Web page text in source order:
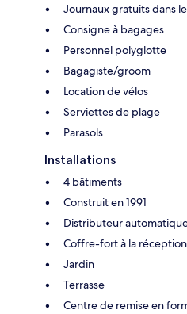
Journaux gratuits dans
Consigne à bagages
Personnel polyglotte
Bagagiste/groom
Location de vélos
Serviettes de plage
Parasols
Installations
4 bâtiments
Construit en 1991
Distributeur
Coffre-fort à la réception
Jardin
Terrasse
Centre de remise en